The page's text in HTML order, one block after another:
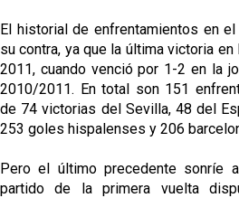
El historial de enfrentamientos en
su contra, ya que la última victoria
2011, cuando venció por 1-2 en la
2010/2011. En total son 151
de 74 victorias del Sevilla, 48 del
253 goles hispalenses y 206
Pero el último precedente sonríe
partido de la primera vuelta